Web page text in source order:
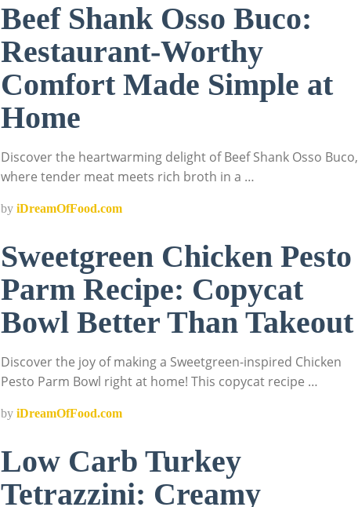
Beef Shank Osso Buco:
Restaurant-Worthy
Comfort Made Simple at
Home
Discover the heartwarming delight of Beef Shank Osso Buco,
where tender meat meets rich broth in a …
by iDreamOfFood.com
Sweetgreen Chicken Pesto
Parm Recipe: Copycat
Bowl Better Than Takeout
Discover the joy of making a Sweetgreen-inspired Chicken
Pesto Parm Bowl right at home! This copycat recipe …
by iDreamOfFood.com
Low Carb Turkey
Tetrazzini: Creamy